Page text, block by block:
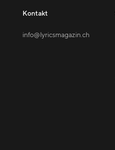
Kontakt
info@lyricsmagazin.ch